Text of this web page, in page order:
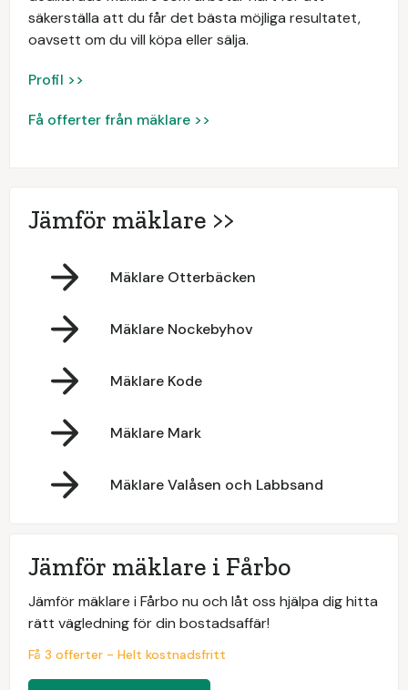
säkerställa att du får det bästa möjliga resultatet,
oavsett om du vill köpa eller sälja.
Profil >>
Få offerter från mäklare >>
Jämför mäklare >>
Mäklare Otterbäcken
Mäklare Nockebyhov
Mäklare Kode
Mäklare Mark
Mäklare Valåsen och Labbsand
Jämför mäklare i Fårbo
Jämför mäklare i Fårbo nu och låt oss hjälpa dig hitta
rätt vägledning för din bostadsaffär!
Få 3 offerter - Helt kostnadsfritt